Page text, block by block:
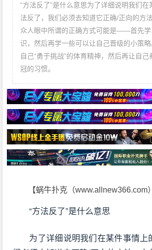
“方法反了”是什么意思为了详细说明我们在
法反了，我们必须去知道它正确/正向的方
众人眼中所谓的正确方式可能是——首先学
识，然后再学一些可以让自己晋级的小策
自己“勇于挑战”的体育精神，然后再让自
冠的习惯。
【蜗牛扑克（www.allnew366.com
“方法反了”是什么意思
为了详细说明我们在某件事情上